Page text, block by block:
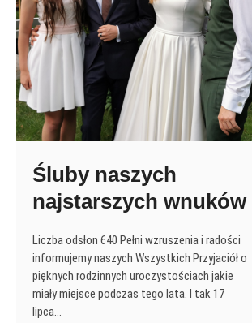
SYNA
TYTUSA
I
INNYCH,
NOWO
ODKRYTYCH
ŹRÓDEŁ
Śluby naszych
najstarszych wnuków
Liczba odsłon 640 Pełni wzruszenia i radości
informujemy naszych Wszystkich Przyjaciół o
pięknych rodzinnych uroczystościach jakie
miały miejsce podczas tego lata. I tak 17
lipca…